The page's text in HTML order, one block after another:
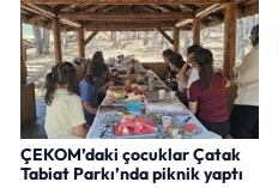
ÇEKOM’daki çocuklar Çatak
Tabiat Parkı’nda piknik yaptı